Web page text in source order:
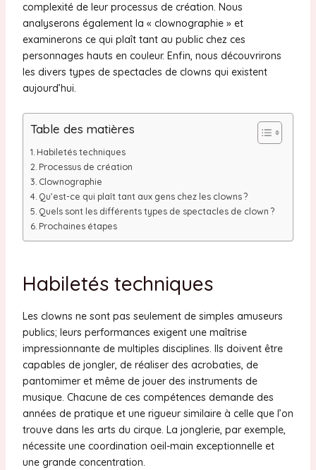
complexité de leur processus de création. Nous
analyserons également la « clownographie » et
examinerons ce qui plaît tant au public chez ces
personnages hauts en couleur. Enfin, nous découvrirons
les divers types de spectacles de clowns qui existent
aujourd’hui.
Table des matières
Habiletés techniques
Processus de création
Clownographie
Qu’est-ce qui plaît tant aux gens chez les clowns ?
Quels sont les différents types de spectacles de clown ?
Prochaines étapes
Habiletés techniques
Les clowns ne sont pas seulement de simples amuseurs
publics; leurs performances exigent une maîtrise
impressionnante de multiples disciplines. Ils doivent être
capables de jongler, de réaliser des acrobaties, de
pantomimer et même de jouer des instruments de
musique. Chacune de ces compétences demande des
années de pratique et une rigueur similaire à celle que l’on
trouve dans les arts du cirque. La jonglerie, par exemple,
nécessite une coordination oeil-main exceptionnelle et
une grande concentration.